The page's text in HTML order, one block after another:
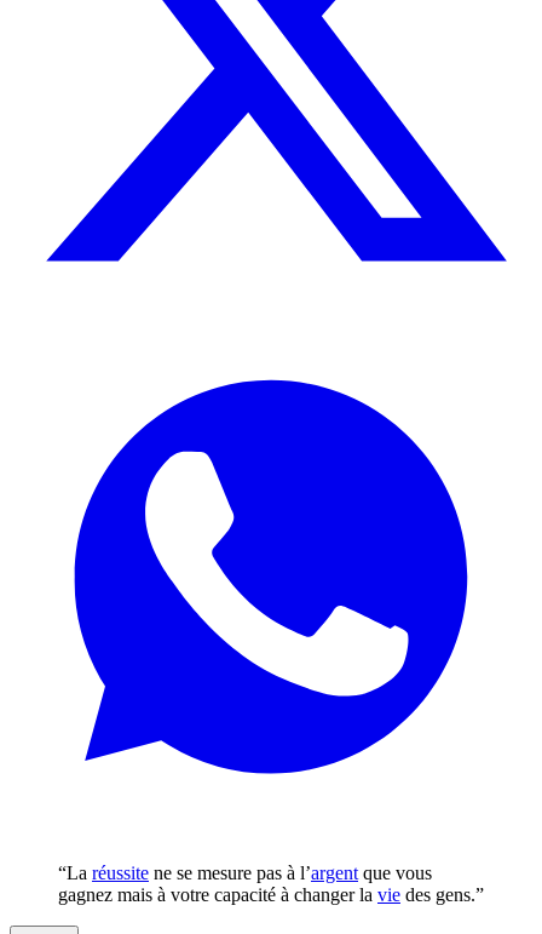
“La réussite ne se mesure pas à l’argent que vous
gagnez mais à votre capacité à changer la vie des gens.”